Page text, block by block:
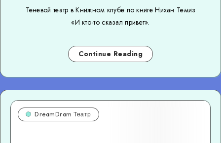
Теневой театр в Книжном клубе по книге Нихан Темиз
«И кто-то сказал привет».
Continue Reading
DreamDram Театр